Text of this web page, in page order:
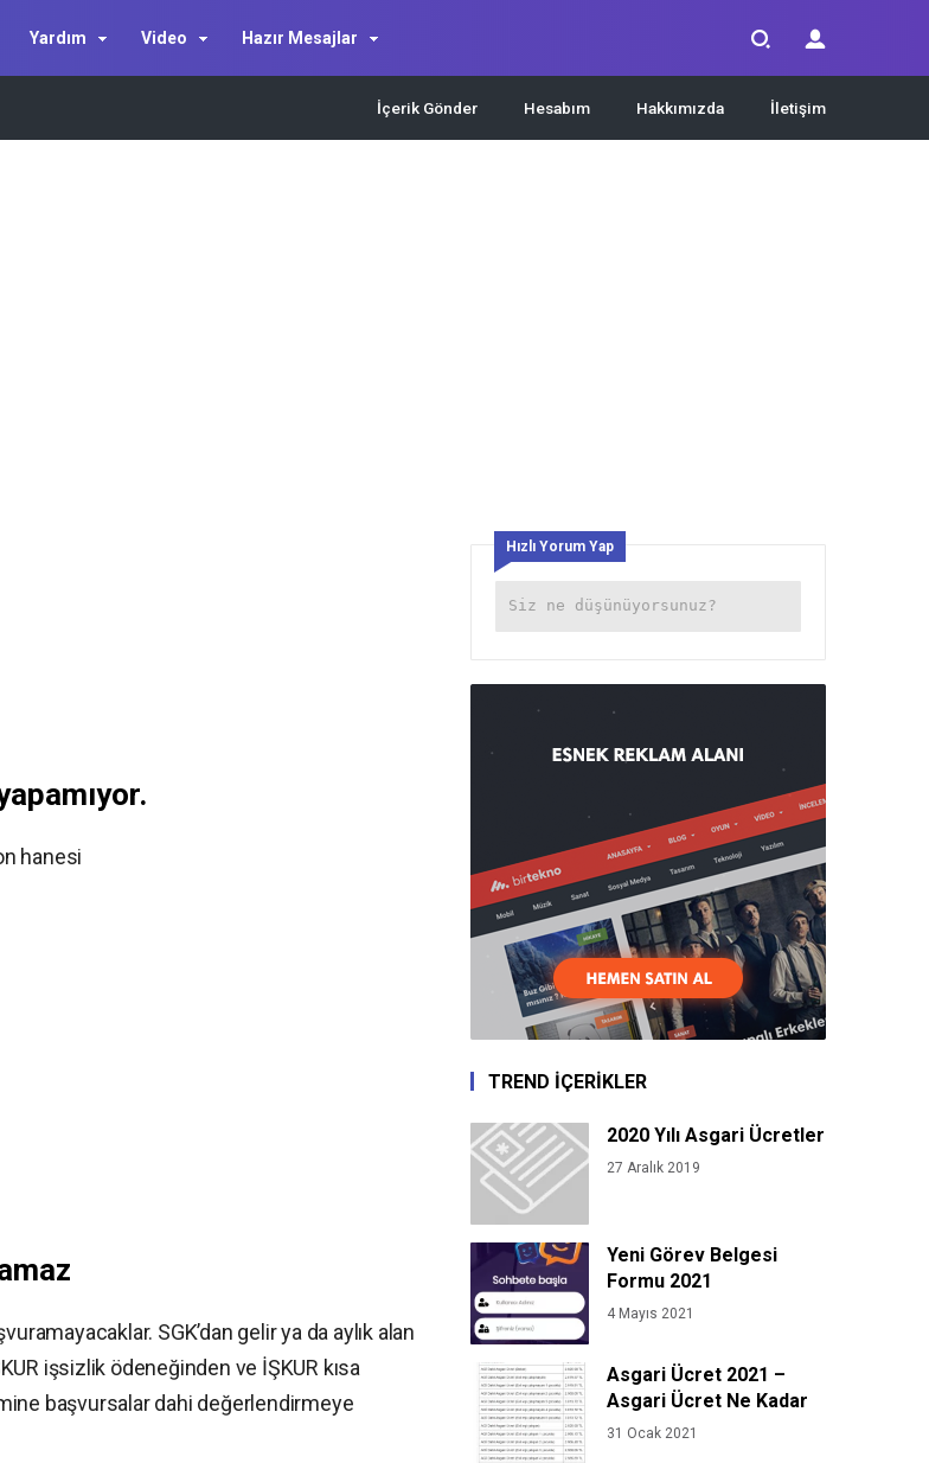
Yardım Video Hazır Mesajlar
İçerik Gönder Hesabım Hakkımızda İletişim
hanesi
SGK’dan gelir ya da aylık alan
işsizlik ödeneğinden ve İŞKUR kısa
başvursalar dahi değerlendirmeye
Hızlı Yorum Yap
TREND İÇERİKLER
2020 Yılı Asgari Ücretler
27 Aralık 2019
Yeni Görev Belgesi
Formu 2021
4 Mayıs 2021
Asgari Ücret 2021 –
Asgari Ücret Ne Kadar
31 Ocak 2021